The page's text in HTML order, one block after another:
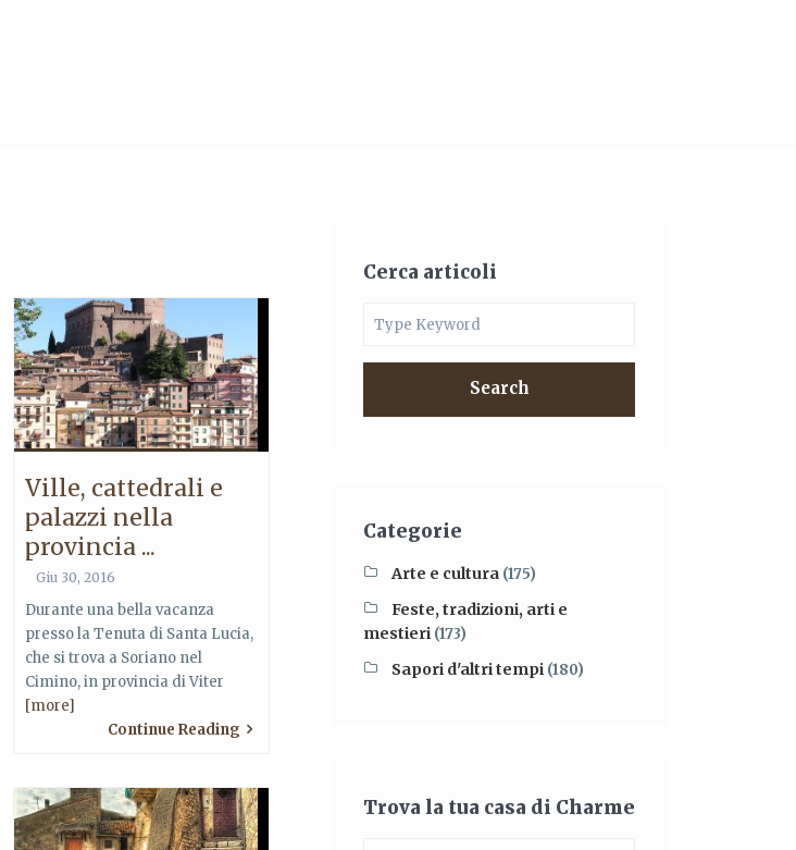
Ville, cattedrali e
palazzi nella
provincia ...
Giu 30, 2016
Durante una bella vacanza
presso la Tenuta di Santa Lucia,
che si trova a Soriano nel
Cimino, in provincia di Viter
[more]
Continue Reading
Cerca articoli
Search
Categorie
Arte e cultura (175)
Feste, tradizioni, arti e
mestieri (173)
Sapori d'altri tempi (180)
Trova la tua casa di Charme